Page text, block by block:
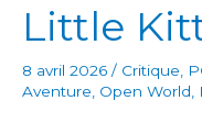
Little
8 avril 2026 / Critique
Aventure Open World